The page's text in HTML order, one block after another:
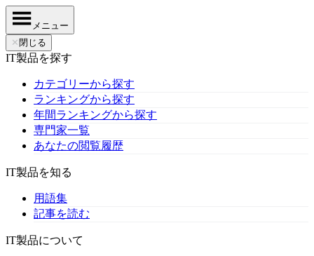
メニュー
✕ 閉じる
IT製品を探す
カテゴリーから探す
ランキングから探す
年間ランキングから探す
専門家一覧
あなたの閲覧履歴
IT製品を知る
用語集
記事を読む
IT製品について